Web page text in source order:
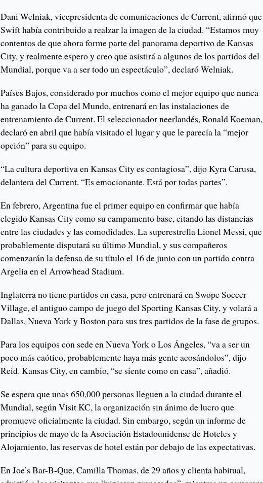
Dani Welniak, vicepresidenta de comunicaciones de Current, afirmó que
Swift había contribuido a realzar la imagen de la ciudad. “Estamos muy
contentos de que ahora forme parte del panorama deportivo de Kansas
City, y realmente espero y creo que asistirá a algunos de los partidos del
Mundial, porque va a ser todo un espectáculo”, declaró Welniak.
Países Bajos, considerado por muchos como el mejor equipo que nunca
ha ganado la Copa del Mundo, entrenará en las instalaciones de
entrenamiento de Current. El seleccionador neerlandés, Ronald Koeman,
declaró en abril que había visitado el lugar y que le parecía la “mejor
opción” para su equipo.
“La cultura deportiva en Kansas City es contagiosa”, dijo Kyra Carusa,
delantera del Current. “Es emocionante. Está por todas partes”.
En febrero, Argentina fue el primer equipo en confirmar que había
elegido Kansas City como su campamento base, citando las distancias
entre las ciudades y las comodidades. La superestrella Lionel Messi, que
probablemente disputará su último Mundial, y sus compañeros
comenzarán la defensa de su título el 16 de junio con un partido contra
Argelia en el Arrowhead Stadium.
Inglaterra no tiene partidos en casa, pero entrenará en Swope Soccer
Village, el antiguo campo de juego del Sporting Kansas City, y volará a
Dallas, Nueva York y Boston para sus tres partidos de la fase de grupos.
Para los equipos con sede en Nueva York o Los Ángeles, “va a ser un
poco más caótico, probablemente haya más gente acosándolos”, dijo
Reid. Kansas City, en cambio, “se siente como en casa”, añadió.
Se espera que unas 650,000 personas lleguen a la ciudad durante el
Mundial, según Visit KC, la organización sin ánimo de lucro que
promueve oficialmente la ciudad. Sin embargo, según un informe de
principios de mayo de la Asociación Estadounidense de Hoteles y
Alojamiento, las reservas de hotel están por debajo de las expectativas.
En Joe’s Bar-B-Que, Camilla Thomas, de 29 años y clienta habitual,